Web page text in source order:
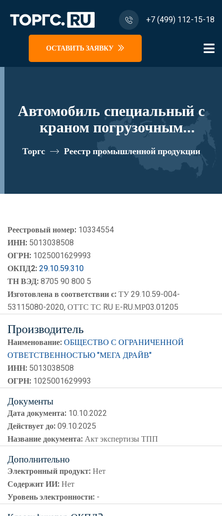
+7 (499) 112-15-18
ОСТАВИТЬ ЗАЯВКУ
Автомобиль специальный с
краном погрузочным
гидравлическим типа КМА на
базе КАМАЗ 65115 и его
реестровый номер 10334554
Торгс Реестр промышленной продукции
Реестровый номер: 10334554
ИНН: 5013038508
ОГРН: 1025001629993
ОКПД2:29.10.59.310
ТН ВЭД:8705 90 800 5
Изготовлена в соответствии с:ТУ 29.10.59-004-
53115080-2020, ОТТС ТС RU Е-RU.МР03.01205
Производитель
Наименование:ОБЩЕСТВО С ОГРАНИЧЕННОЙ
ОТВЕТСТВЕННОСТЬЮ "МЕГА ДРАЙВ"
ИНН: 5013038508
ОГРН: 1025001629993
Документы
Дата документа: 10.10.2022
Действует до:09.10.2025
Название документа:Акт экспертизы ТПП
Дополнительно
Электронный продукт:Нет
Содержит ИИ:Нет
Уровень электронности: -